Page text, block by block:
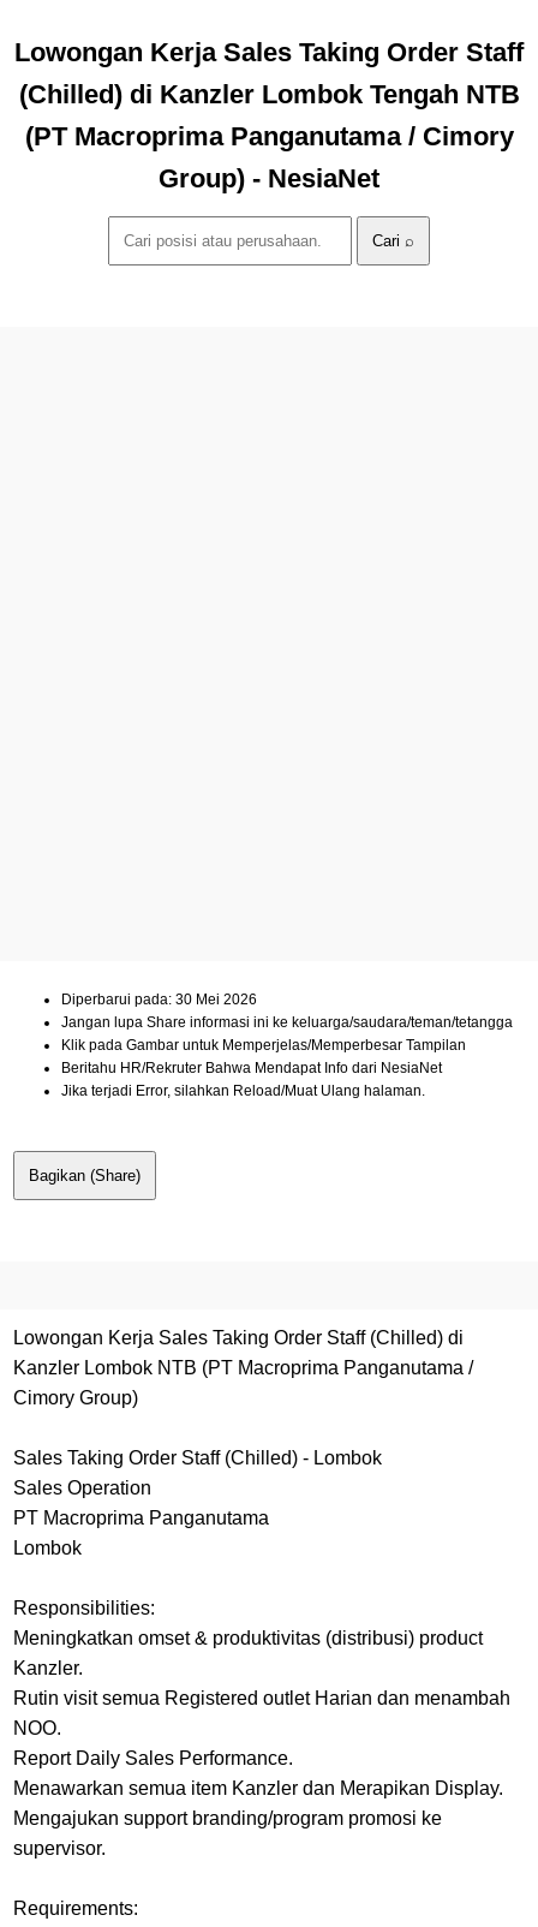
Lowongan Kerja Sales Taking Order Staff
(Chilled) di Kanzler Lombok Tengah NTB
(PT Macroprima Panganutama / Cimory
Group) - NesiaNet
Cari ⌕
Diperbarui pada: 30 Mei 2026
Jangan lupa Share informasi ini ke keluarga/saudara/teman/tetangga
Klik pada Gambar untuk Memperjelas/Memperbesar Tampilan
Beritahu HR/Rekruter Bahwa Mendapat Info dari NesiaNet
Jika terjadi Error, silahkan Reload/Muat Ulang halaman.
Bagikan (Share)
Lowongan Kerja Sales Taking Order Staff (Chilled) di
Kanzler Lombok NTB (PT Macroprima Panganutama /
Cimory Group)
Sales Taking Order Staff (Chilled) - Lombok
Sales Operation
PT Macroprima Panganutama
Lombok
Responsibilities:
Meningkatkan omset & produktivitas (distribusi) product
Kanzler.
Rutin visit semua Registered outlet Harian dan menambah
NOO.
Report Daily Sales Performance.
Menawarkan semua item Kanzler dan Merapikan Display.
Mengajukan support branding/program promosi ke
supervisor.
Requirements: